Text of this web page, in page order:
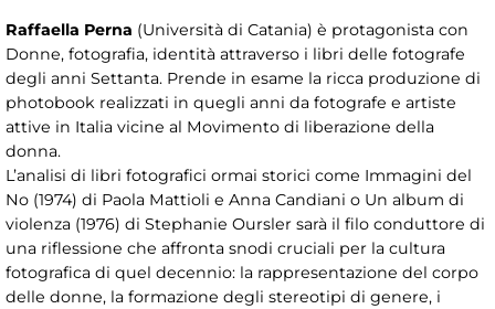
Raffaella Perna (Università di Catania) è protagonista con
Donne, fotografia, identità attraverso i libri delle fotografe
degli anni Settanta. Prende in esame la ricca produzione di
photobook realizzati in quegli anni da fotografe e artiste
attive in Italia vicine al Movimento di liberazione della
donna.
L’analisi di libri fotografici ormai storici come Immagini del
No (1974) di Paola Mattioli e Anna Candiani o Un album di
violenza (1976) di Stephanie Oursler sarà il filo conduttore di
una riflessione che affronta snodi cruciali per la cultura
fotografica di quel decennio: la rappresentazione del corpo
delle donne, la formazione degli stereotipi di genere, i